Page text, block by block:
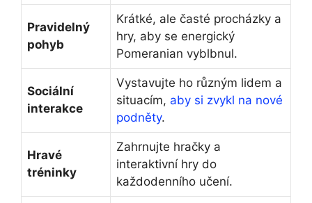
Pravidelný
pohyb
Krátké, ale časté procházky a
hry, aby se energický
Pomeranian vyblbnul.
Sociální
interakce
Vystavujte ho různým lidem a
situacím, aby si zvykl na nové
podněty.
Hravé
tréninky
Zahrnujte hračky a
interaktivní hry do
každodenního učení.